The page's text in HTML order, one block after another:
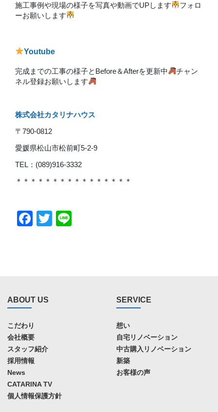
施工事例や現場の様子を写真や動画でUPします
フォロ
ーお願いします
Youtube
完成までの工事の様子とBefore＆Afterを更新中
チャン
ネル登録お願いします
株式会社カタリナハウス
〒790-0812
愛媛県松山市松前町5-2-9
TEL：(089)916-3332
＊＊＊＊＊＊＊＊＊＊＊＊＊＊＊＊
Facebook
Twitter
ABOUT US
こだわり
会社概要
スタッフ紹介
採用情報
News
CATARINA TV
個人情報保護方針
SERVICE
想い
自宅リノベーション
中古購入リノベーション
新築
お客様の声